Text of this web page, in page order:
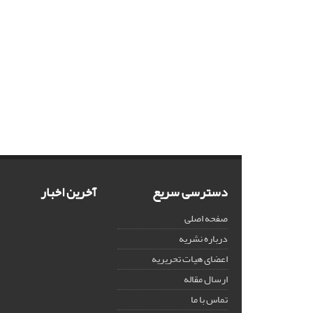
دسترسی سریع
صفحه اصلی
درباره نشریه
اعضای هیات تحریریه
ارسال مقاله
تماس با ما
آخرین اخبار